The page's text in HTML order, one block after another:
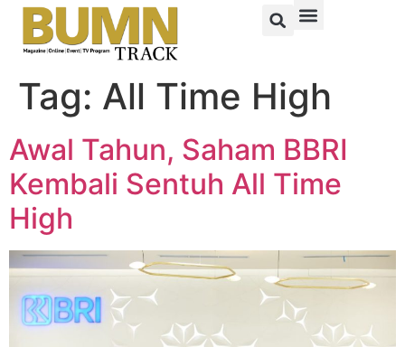
Tag: All Time High
Awal Tahun, Saham BBRI
Kembali Sentuh All Time
High